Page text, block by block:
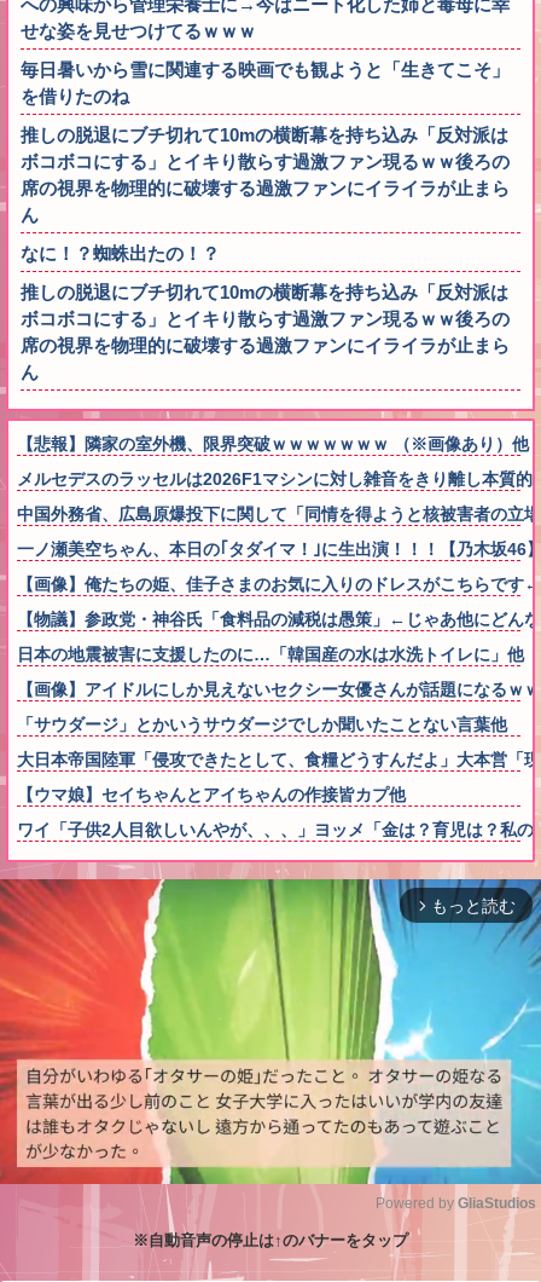
への興味から管理栄養士に→今はニート化した姉と毒母に幸
せな姿を見せつけてるｗｗｗ
毎日暑いから雪に関連する映画でも観ようと「生きてこそ」
を借りたのね
推しの脱退にブチ切れて10mの横断幕を持ち込み「反対派は
ボコボコにする」とイキり散らす過激ファン現るｗｗ後ろの
席の視界を物理的に破壊する過激ファンにイライラが止まら
ん
なに！？蜘蛛出たの！？
推しの脱退にブチ切れて10mの横断幕を持ち込み「反対派は
ボコボコにする」とイキり散らす過激ファン現るｗｗ後ろの
席の視界を物理的に破壊する過激ファンにイライラが止まら
ん
【悲報】隣家の室外機、限界突破ｗｗｗｗｗｗｗ （※画像あり）他
メルセデスのラッセルは2026F1マシンに対し雑音をきり離し本質
中国外務省、広島原爆投下に関して「同情を得ようと核被害者の立
一ノ瀬美空ちゃん、本日の｢タダイマ！｣に生出演！！！【乃木坂46
【画像】俺たちの姫、佳子さまのお気に入りのドレスがこちらで
【物議】参政党・神谷氏「食料品の減税は愚策」←じゃあ他にどん
日本の地震被害に支援したのに…「韓国産の水は水洗トイレに」他
【画像】アイドルにしか見えないセクシー女優さんが話題になるｗ
「サウダージ」とかいうサウダージでしか聞いたことない言葉他
大日本帝国陸軍「侵攻できたとして、食糧どうすんだよ」大本営「
【ウマ娘】セイちゃんとアイちゃんの作接皆カプ他
ワイ「子供2人目欲しいんやが、、、」ヨッメ「金は？育児は？私
arrow_forward_ios もっと読む
Powered by GliaStudios
※自動音声の停止は↑のバナーをタップ